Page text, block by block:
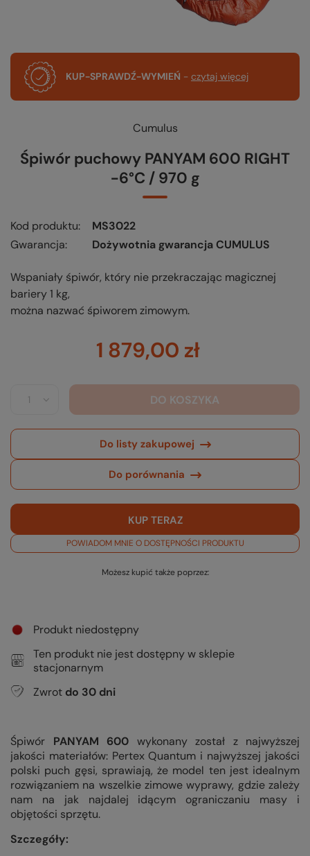
KUP-SPRAWDŹ-WYMIEŃ - czytaj więcej
Cumulus
Śpiwór puchowy PANYAM 600 RIGHT
-6°C / 970 g
Kod produktu
MS3022
Gwarancja
Dożywotnia gwarancja CUMULUS
Wspaniały śpiwór, który nie przekraczając magicznej
bariery 1 kg,
można nazwać śpiworem zimowym.
1 879,00 zł
DO KOSZYKA
Do listy zakupowej
Do porównania
KUP TERAZ
POWIADOM MNIE O DOSTĘPNOŚCI PRODUKTU
Możesz kupić także poprzez:
Produkt niedostępny
Ten produkt nie jest dostępny w sklepie
stacjonarnym
Zwrot do 30 dni
Śpiwór PANYAM 600 wykonany został z najwyższej
jakości materiałów: Pertex Quantum i najwyższej jakości
polski puch gęsi, sprawiają, że model ten jest idealnym
rozwiązaniem na wszelkie zimowe wyprawy, gdzie zależy
nam na jak najdalej idącym ograniczaniu masy i
objętości sprzętu.
Szczegóły: